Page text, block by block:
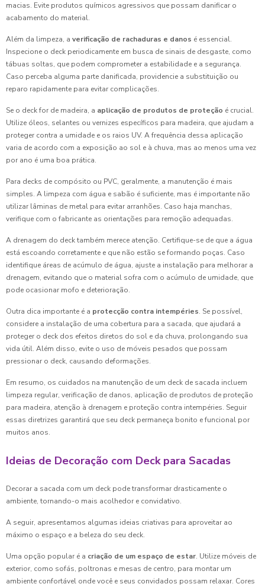
macias. Evite produtos químicos agressivos que possam danificar o
acabamento do material.
Além da limpeza, a verificação de rachaduras e danos é essencial.
Inspecione o deck periodicamente em busca de sinais de desgaste, como
tábuas soltas, que podem comprometer a estabilidade e a segurança.
Caso perceba alguma parte danificada, providencie a substituição ou
reparo rapidamente para evitar complicações.
Se o deck for de madeira, a aplicação de produtos de proteção é crucial.
Utilize óleos, selantes ou vernizes específicos para madeira, que ajudam a
proteger contra a umidade e os raios UV. A frequência dessa aplicação
varia de acordo com a exposição ao sol e à chuva, mas ao menos uma vez
por ano é uma boa prática.
Para decks de compósito ou PVC, geralmente, a manutenção é mais
simples. A limpeza com água e sabão é suficiente, mas é importante não
utilizar lâminas de metal para evitar arranhões. Caso haja manchas,
verifique com o fabricante as orientações para remoção adequadas.
A drenagem do deck também merece atenção. Certifique-se de que a água
está escoando corretamente e que não estão se formando poças. Caso
identifique áreas de acúmulo de água, ajuste a instalação para melhorar a
drenagem, evitando que o material sofra com o acúmulo de umidade, que
pode ocasionar mofo e deterioração.
Outra dica importante é a protecção contra intempéries. Se possível,
considere a instalação de uma cobertura para a sacada, que ajudará a
proteger o deck dos efeitos diretos do sol e da chuva, prolongando sua
vida útil. Além disso, evite o uso de móveis pesados que possam
pressionar o deck, causando deformações.
Em resumo, os cuidados na manutenção de um deck de sacada incluem
limpeza regular, verificação de danos, aplicação de produtos de proteção
para madeira, atenção à drenagem e proteção contra intempéries. Seguir
essas diretrizes garantirá que seu deck permaneça bonito e funcional por
muitos anos.
Ideias de Decoração com Deck para Sacadas
Decorar a sacada com um deck pode transformar drasticamente o
ambiente, tornando-o mais acolhedor e convidativo.
A seguir, apresentamos algumas ideias criativas para aproveitar ao
máximo o espaço e a beleza do seu deck.
Uma opção popular é a criação de um espaço de estar. Utilize móveis de
exterior, como sofás, poltronas e mesas de centro, para montar um
ambiente confortável onde você e seus convidados possam relaxar. Cores